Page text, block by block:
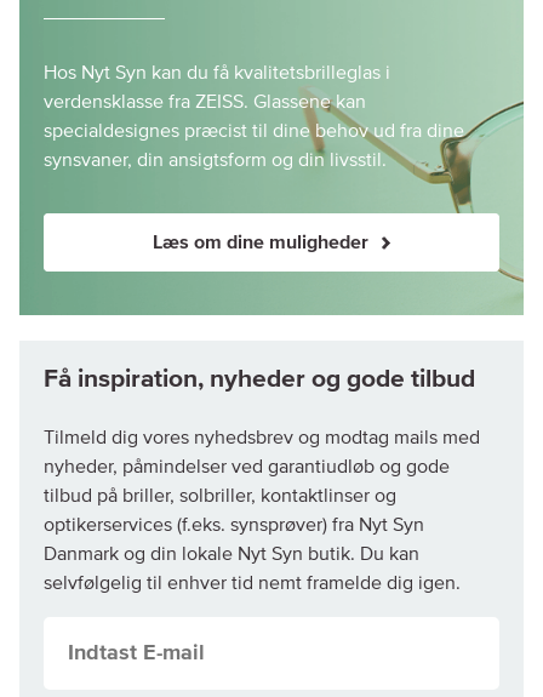
Hos Nyt Syn kan du få kvalitetsbrilleglas i
verdensklasse fra ZEISS. Glassene kan
specialdesignes præcist til dine behov ud fra dine
synsvaner, din ansigtsform og din livsstil.
Læs om dine muligheder
Tilmeld dig vores nyhedsbrev og modtag mails med
nyheder, påmindelser ved garantiudløb og gode
tilbud på briller, solbriller, kontaktlinser og
optikerservices (f.eks. synsprøver) fra Nyt Syn
Danmark og din lokale Nyt Syn butik. Du kan
selvfølgelig til enhver tid nemt framelde dig igen.